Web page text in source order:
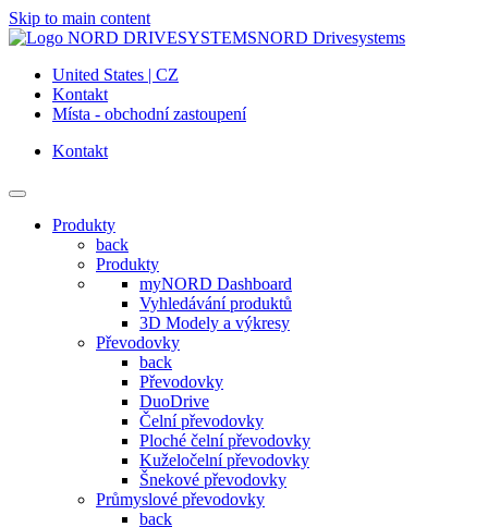
Skip to main content
NORD Drivesystems
United States | CZ
Kontakt
Místa - obchodní zastoupení
Kontakt
Produkty
back
Produkty
myNORD Dashboard
Vyhledávání produktů
3D Modely a výkresy
Převodovky
back
Převodovky
DuoDrive
Čelní převodovky
Ploché čelní převodovky
Kuželočelní převodovky
Šnekové převodovky
Průmyslové převodovky
back